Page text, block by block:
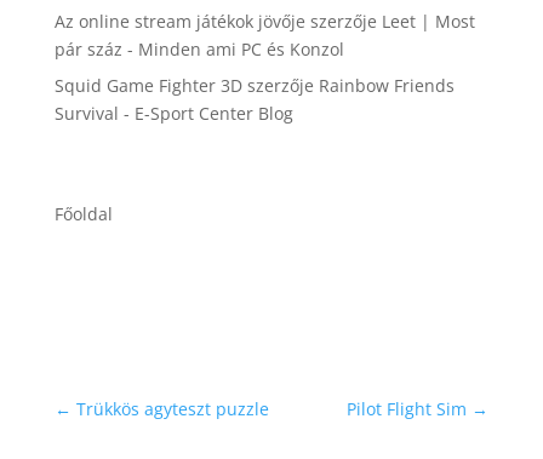
Az online stream játékok jövője szerzője Leet | Most
pár száz - Minden ami PC és Konzol
Squid Game Fighter 3Dszerzője Rainbow Friends
Survival - E-Sport Center Blog
Főoldal
← Trükkös agyteszt puzzle Pilot Flight Sim →